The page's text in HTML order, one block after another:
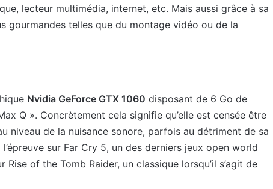
lecteur multimédia, internet, etc. Mais aussi grâce à sa
gourmandes telles que du montage vidéo ou de la
Nvidia GeForce GTX 1060 disposant de 6 Go de
Q ». Concrètement cela signifie qu’elle est censée être
niveau de la nuisance sonore, parfois au détriment de sa
sur Far Cry 5, un des derniers jeux open world
of the Tomb Raider, un classique lorsqu’il s’agit de